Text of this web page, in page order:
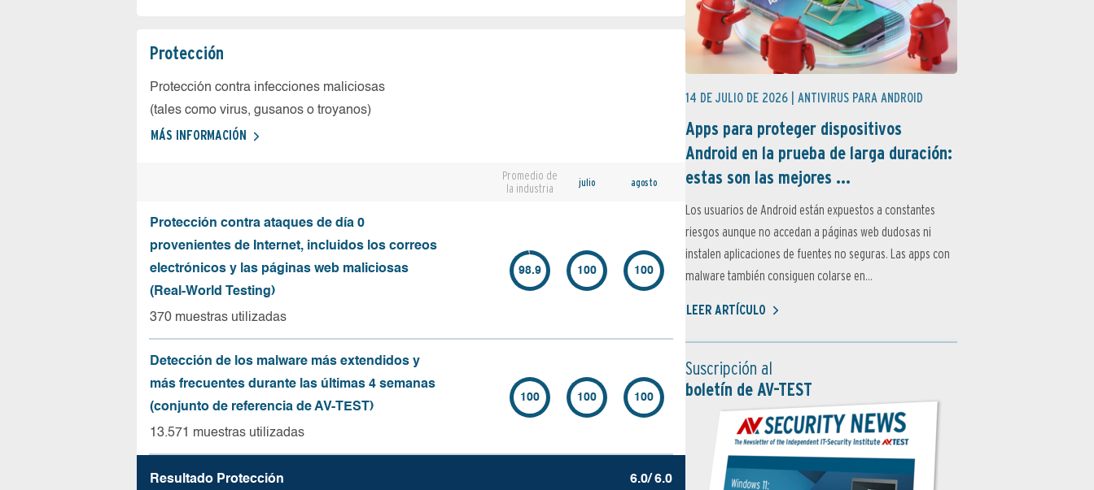
Protección
Protección contra infecciones maliciosas
(tales como virus, gusanos o troyanos)
MÁS INFORMACIÓN
Promedio de
la industria
julio agosto
Protección contra ataques de día 0
provenientes de Internet, incluidos los correos
electrónicos y las páginas web maliciosas
(Real-World Testing)
370 muestras utilizadas
98.9 100 100
Detección de los malware más extendidos y
más frecuentes durante las últimas 4 semanas
(conjunto de referencia de AV-TEST)
13.571 muestras utilizadas
100 100 100
Resultado Protección 6.0/ 6.0
14 DE JULIO DE 2026 | ANTIVIRUS PARA ANDROID
Apps para proteger dispositivos
Android en la prueba de larga duración:
estas son las mejores ...
Los usuarios de Android están expuestos a constantes
riesgos aunque no accedan a páginas web dudosas ni
instalen aplicaciones de fuentes no seguras. Las apps con
malware también consiguen colarse en...
LEER ARTÍCULO
Suscripción al
boletín de AV-TEST